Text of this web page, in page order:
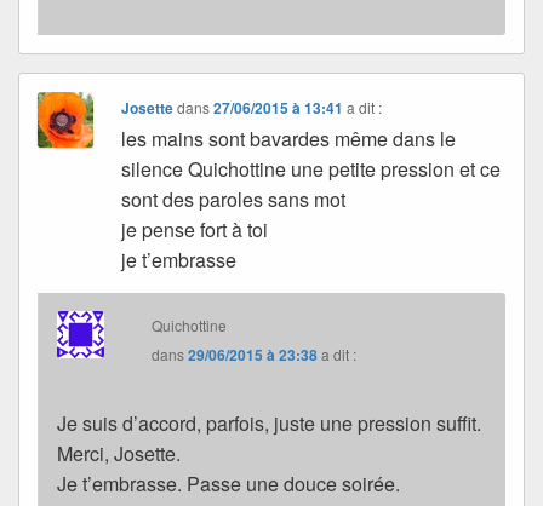
Josettedans27/06/2015 à 13:41 a dit :
les mains sont bavardes même dans le
silence Quichottine une petite pression et ce
sont des paroles sans mot
je pense fort à toi
je t’embrasse
Quichottine
dans29/06/2015 à 23:38a dit :
Je suis d’accord, parfois, juste une pression suffit.
Merci, Josette.
Je t’embrasse. Passe une douce soirée.